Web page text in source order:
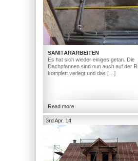
SANITÄRARBEITEN
Es hat sich wieder einiges getan. Die
Dachpfannen sind nun auch auf der
komplett verlegt und das […]
Read more
3rd Apr. 14